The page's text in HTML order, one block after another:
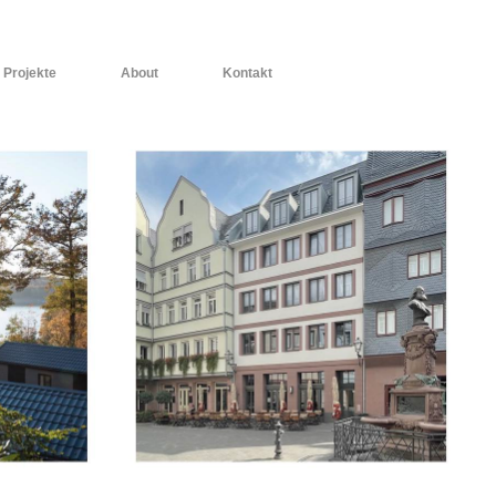
Projekte About Kontakt